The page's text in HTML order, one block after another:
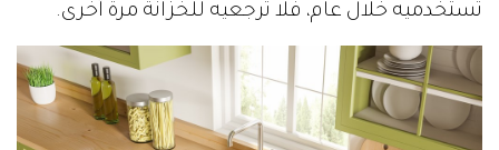
تستخدميه خلال عام، فلا ترجعيه للخزانة مرة أخرى.